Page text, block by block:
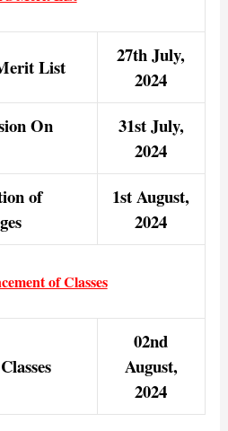
List
27th July,
2024
On
31stJuly,
2024
of
1st August,
2024
of Classes
02nd
August,
2024